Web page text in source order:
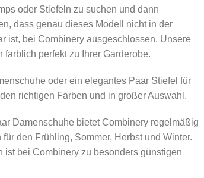
oder Stiefeln zu suchen und dann
dass genau dieses Modell nicht in der
ist, bei Combinery ausgeschlossen. Unsere
farblich perfekt zu Ihrer Garderobe.
oder ein elegantes Paar Stiefel für
richtigen Farben und in großer Auswahl.
Damenschuhe bietet Combinery regelmäßig
den Frühling, Sommer, Herbst und Winter.
bei Combinery zu besonders günstigen